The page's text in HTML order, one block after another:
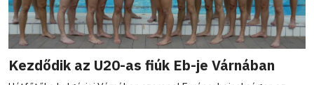
Kezdődik az U20-as fiúk Eb-je Várnában